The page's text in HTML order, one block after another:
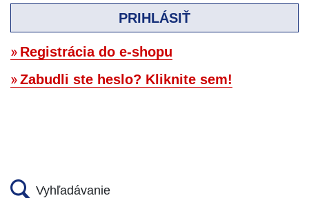
PRIHLÁSIŤ
Registrácia do e-shopu
Zabudli ste heslo? Kliknite sem!
Vyhľadávanie